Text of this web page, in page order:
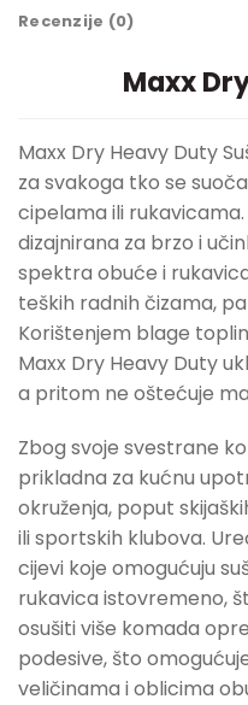
Recenzije (0)
Maxx
Maxx Dry Heavy Duty
za svakoga tko se
cipelama ili rukavicama.
dizajnirana za brzo i
spektra obuće i
teških radnih čizama,
Korištenjem blage
Maxx Dry Heavy Duty
a pritom ne oštećuje
Zbog svoje svestrane
prikladna za kućnu
okruženja, poput
ili sportskih klubova.
cijevi koje omogućuju
rukavica istovremeno,
osušiti više komada
podesive, što
veličinama i oblicima